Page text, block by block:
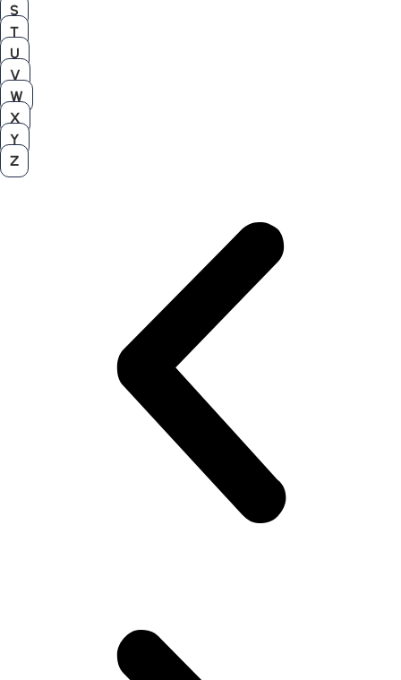
S
T
U
V
W
X
Y
Z